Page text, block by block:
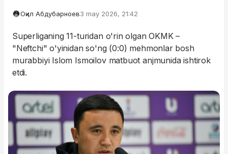
Оқил Абдубарноев3 may 2026, 21:42
Superliganing 11-turidan o'rin olgan OKMK –
"Neftchi" o'yinidan so'ng (0:0) mehmonlar bosh
murabbiyi Islom Ismoilov matbuot anjmunida ishtirok
etdi.